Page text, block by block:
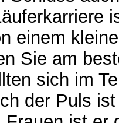
einem
Sie am
sich im
der Puls